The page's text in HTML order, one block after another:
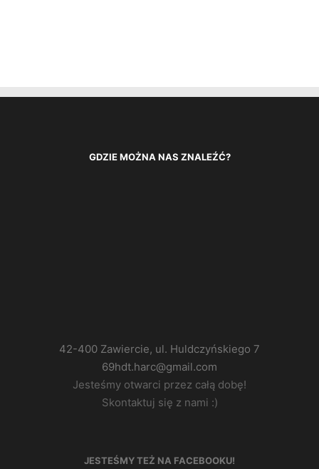
GDZIE MOŻNA NAS ZNALEŹĆ?
42-400 Zawiercie, ul. Huldczyńskiego 7
69hdt.harc@gmail.com
Jesteśmy otwarci przez całą dobę!
Skontaktuj się z nami :)
JESTEŚMY TEŻ NA FACEBOOKU!